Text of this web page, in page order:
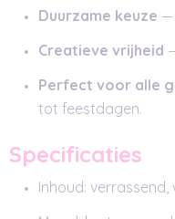
Duurzame keuze —
Creatieve vrijheid
Perfect voor alle
tot feestdagen.
Specificaties
Inhoud: verrassend,